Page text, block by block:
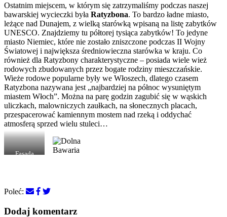
Ostatnim miejscem, w którym się zatrzymaliśmy podczas naszej
bawarskiej wycieczki była Ratyzbona. To bardzo ładne miasto,
leżące nad Dunajem, z wielką starówką wpisaną na listę zabytków
UNESCO. Znajdziemy tu półtorej tysiąca zabytków! To jedyne
miasto Niemiec, które nie zostało zniszczone podczas II Wojny
Światowej i największa średniowieczna starówka w kraju. Co
również dla Ratyzbony charakterystyczne – posiada wiele wież
rodowych zbudowanych przez bogate rodziny mieszczańskie.
Wieże rodowe popularne były we Włoszech, dlatego czasem
Ratyzbona nazywana jest „najbardziej na północ wysuniętym
miastem Włoch”. Można na parę godzin zagubić się w wąskich
uliczkach, malowniczych zaułkach, na słonecznych placach,
przespacerować kamiennym mostem nad rzeką i oddychać
atmosferą sprzed wielu stuleci…
Fasada
Poleć:
Dodaj komentarz